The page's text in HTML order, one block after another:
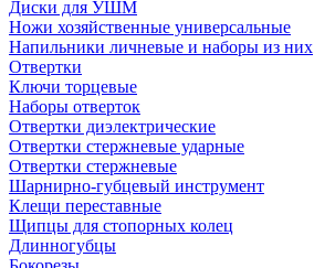
Диски для УШМ
Ножи хозяйственные универсальные
Напильники личневые и наборы из них
Отвертки
Ключи торцевые
Наборы отверток
Отвертки диэлектрические
Отвертки стержневые ударные
Отвертки стержневые
Шарнирно-губцевый инструмент
Клещи переставные
Щипцы для стопорных колец
Длинногубцы